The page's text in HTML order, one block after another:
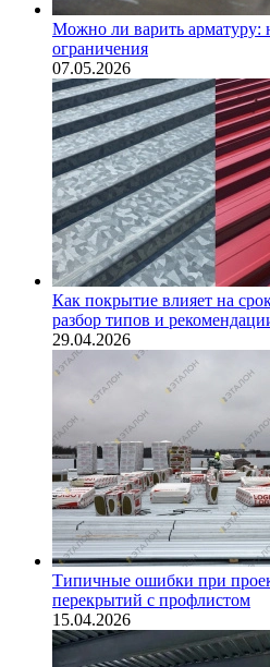
Можно ли варить арматуру:
ограничения
07.05.2026
Как покрытие влияет на
разбор типов и
29.04.2026
Типичные ошибки при
перекрытий с профлистом
15.04.2026